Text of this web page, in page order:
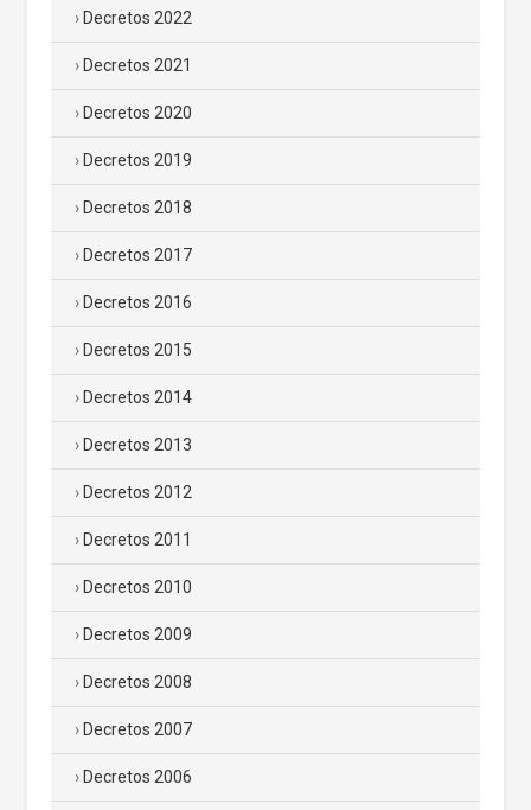
Decretos 2022
Decretos 2021
Decretos 2020
Decretos 2019
Decretos 2018
Decretos 2017
Decretos 2016
Decretos 2015
Decretos 2014
Decretos 2013
Decretos 2012
Decretos 2011
Decretos 2010
Decretos 2009
Decretos 2008
Decretos 2007
Decretos 2006